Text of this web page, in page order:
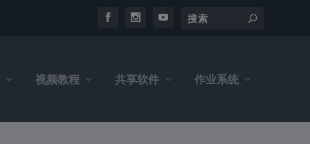
视频教程 共享软件 作业系统